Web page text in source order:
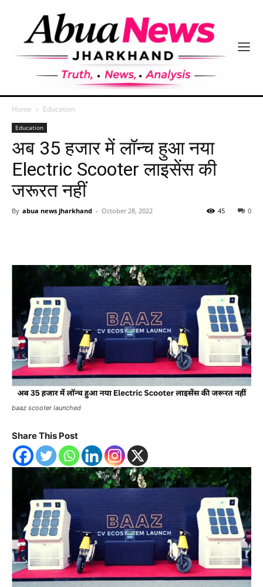
Home Education
Education
अब 35 हजार में लॉन्च हुआ नया
Electric Scooter लाइसेंस की
जरूरत नहीं
By abua news jharkhand - October 28, 2022 0
45
baaz scooter launched
Share This Post